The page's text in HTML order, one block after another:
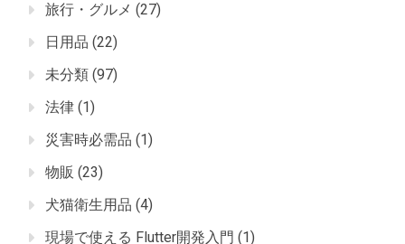
旅行・グルメ (27)
日用品 (22)
未分類 (97)
法律 (1)
災害時必需品 (1)
物販 (23)
犬猫衛生用品 (4)
現場で使える Flutter開発入門 (1)